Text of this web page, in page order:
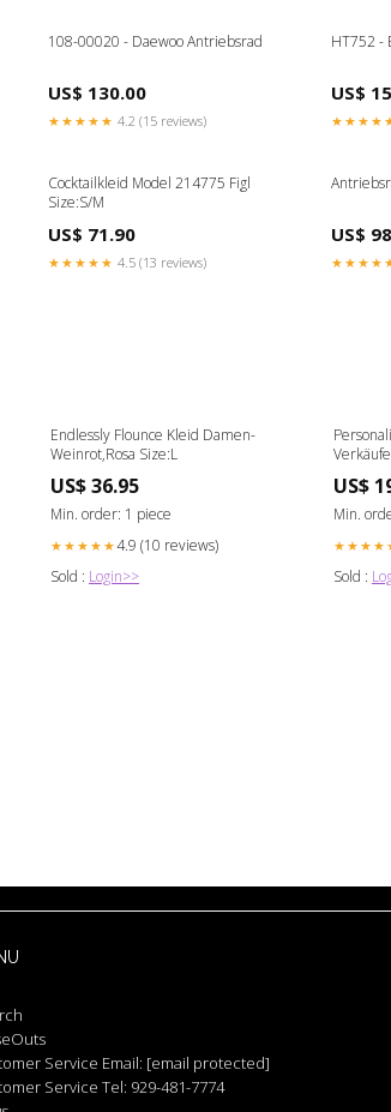
108-00020 - Daewoo Antriebsrad
US$ 130.00
★★★★★ 4.2 (15 reviews)
HT752 -
US$
Cocktailkleid Model 214775 Figl
Size:S/M
US$ 71.90
★★★★★ 4.5 (13 reviews)
US$
Endlessly Flounce Kleid Damen-
Weinrot,Rosa Size:L
US$ 36.95
Min. order: 1 piece
★★★★★4.9 (10 reviews)
Sold : Login>>
US$
Min.
Sold :
Service Email: [email protected]
Service Tel: 929-481-7774